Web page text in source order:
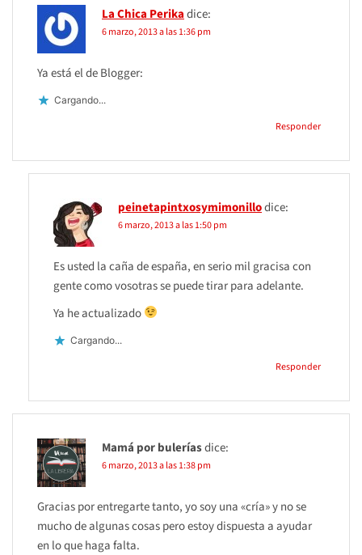
La Chica Perikadice:
6 marzo, 2013 a las 1:36 pm
Ya está el de Blogger:
Cargando...
Responder
peinetapintxosymimonillodice:
6 marzo, 2013 a las 1:50 pm
Es usted la caña de españa, en serio mil gracisa con
gente como vosotras se puede tirar para adelante.
Ya he actualizado
Cargando...
Responder
Mamá por buleríasdice:
6 marzo, 2013 a las 1:38 pm
Gracias por entregarte tanto, yo soy una «cría» y no se
mucho de algunas cosas pero estoy dispuesta a ayudar
en lo que haga falta.